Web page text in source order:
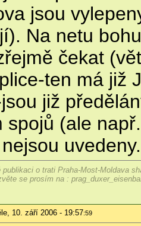
jsou
Na netu
čekat
ten má již
již
spojů (ale
publikaci o trati Praha-Most-Moldava
se prosím na :
10. září 2006 - 19:57:59